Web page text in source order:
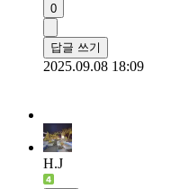
0
답글 쓰기
2025.09.08 18:09
H.J